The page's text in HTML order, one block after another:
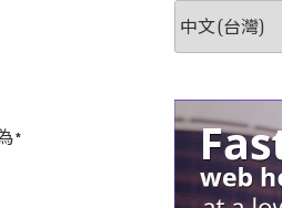
*
取
語